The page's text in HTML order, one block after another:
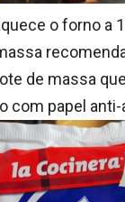
o forno a
de massa
com papel